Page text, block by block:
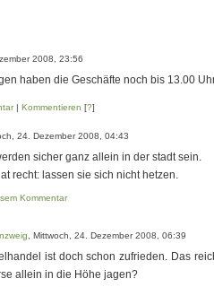
2008, 23:56
haben die Geschäfte noch bis 13.00
| Kommentieren [?]
24. Dezember 2008, 04:43
sicher ganz allein in der stadt sein.
recht: lassen sie sich nicht hetzen.
Kommentar
, Mittwoch, 24. Dezember 2008, 06:39
ist doch schon zufrieden. Das
allein in die Höhe jagen?